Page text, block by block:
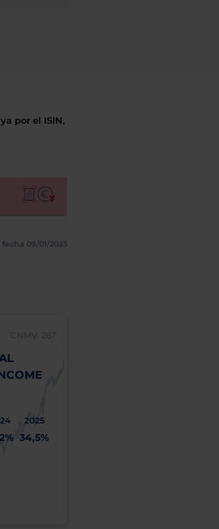
por el ISIN,
09/01/2023
CNMV: 267
2025
34,5%